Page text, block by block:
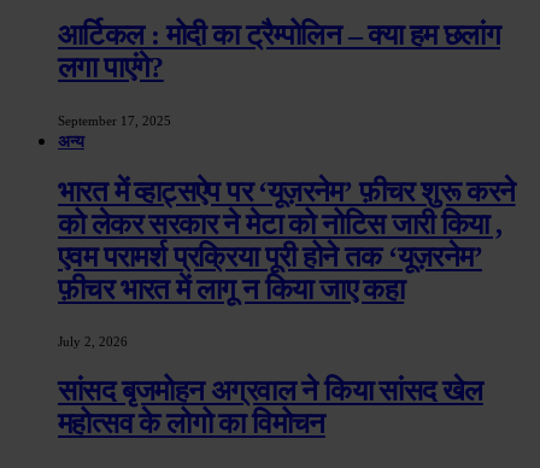
आर्टिकल : मोदी का ट्रैम्पोलिन – क्या हम छलांग
लगा पाएंगे?
September 17, 2025
अन्य
भारत में व्हाट्सऐप पर ‘यूज़रनेम’ फ़ीचर शुरू करने
को लेकर सरकार ने मेटा को नोटिस जारी किया ,
एवम परामर्श प्रक्रिया पूरी होने तक ‘यूज़रनेम’
फ़ीचर भारत में लागू न किया जाए कहा
July 2, 2026
सांसद बृजमोहन अग्रवाल ने किया सांसद खेल
महोत्सव के लोगो का विमोचन